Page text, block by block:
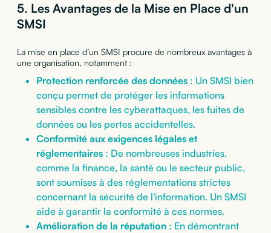
5. Les Avantages de la Mise en Place d'un
SMSI
La mise en place d’un SMSI procure de nombreux avantages à
une organisation, notamment :
Protection renforcée des données: Un SMSI bien
conçu permet de protéger les informations
sensibles contre les cyberattaques, les fuites de
données ou les pertes accidentelles.
Conformité aux exigences légales et
réglementaires: De nombreuses industries,
comme la finance, la santé ou le secteur public,
sont soumises à des réglementations strictes
concernant la sécurité de l'information. Un SMSI
aide à garantir la conformité à ces normes.
Amélioration de la réputation: En démontrant